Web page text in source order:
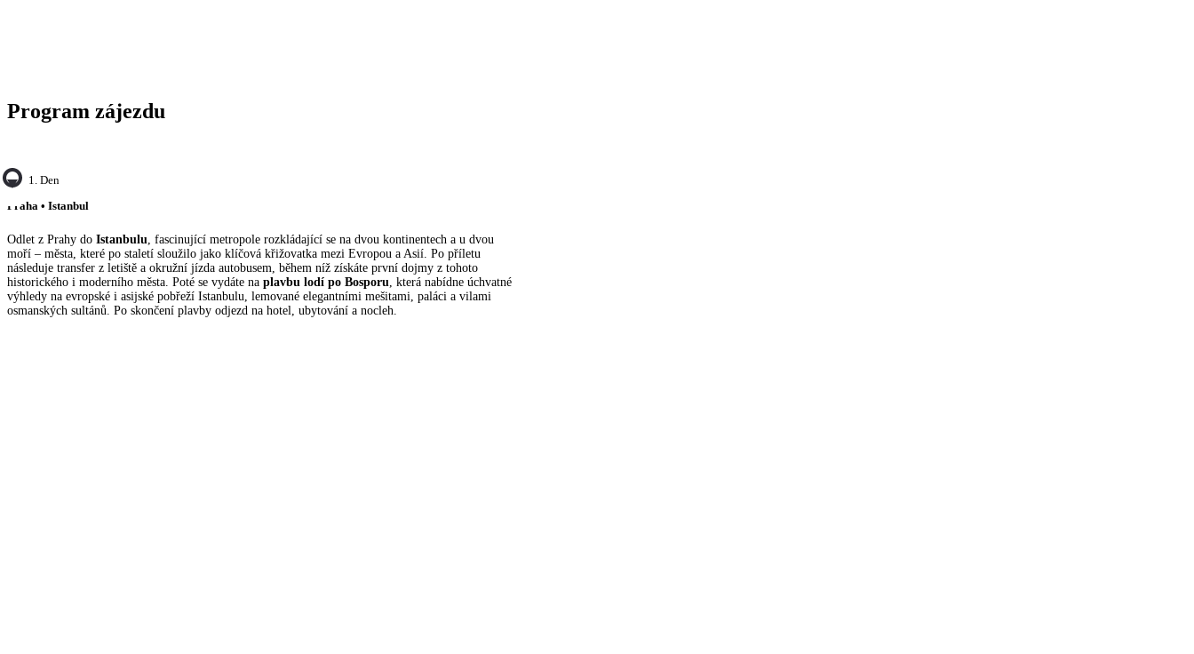
Program zájezdu
1. Den
Praha • Istanbul
Odlet z Prahy do Istanbulu, fascinující metropole rozkládající se na dvou kontinentech a u dvou
moří – města, které po staletí sloužilo jako klíčová křižovatka mezi Evropou a Asií. Po příletu
následuje transfer z letiště a okružní jízda autobusem, během níž získáte první dojmy z tohoto
historického i moderního města. Poté se vydáte na plavbu lodí po Bosporu, která nabídne úchvatné
výhledy na evropské i asijské pobřeží Istanbulu, lemované elegantními mešitami, paláci a vilami
osmanských sultánů. Po skončení plavby odjezd na hotel, ubytování a nocleh.